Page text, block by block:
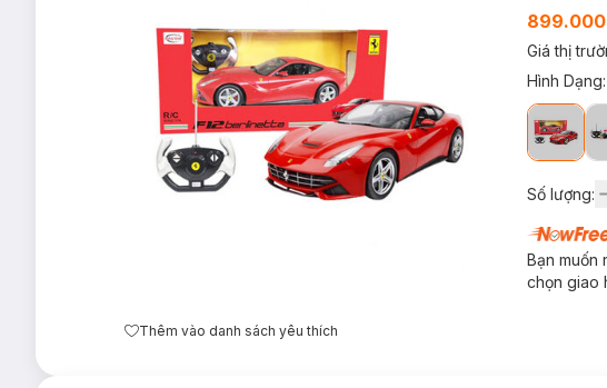
Thêm vào danh sách yêu thích
Giá thị
Hình Dạng:
Số lượng:
Bạn muốn
chọn giao